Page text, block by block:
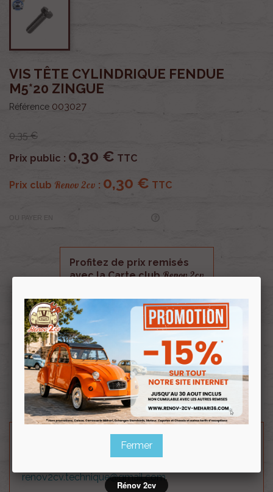
VIS TÊTE CYLINDRIQUE FENDUE
M5*20 ZINGUE
Référence 003027
0,35 €
Prix public : 0,30 € TTC
Prix club Renov 2cv : 0,30 € TTC
OU PAYER EN
Profitez de prix remisés
avec la Carte clubRenov 2cv
Souscrire
au clubRenov 2cv
Vis Tête cylindrique fendue M5*20 zingue .
Pour le remplacement de vis de couvercle
carburateur M5.
Besoin d'un renseignement technique sur le produit
? N'hésitez pas à contacter notre service
renov2cv.technique@gmail.com.
Fermer
Rénov 2cv